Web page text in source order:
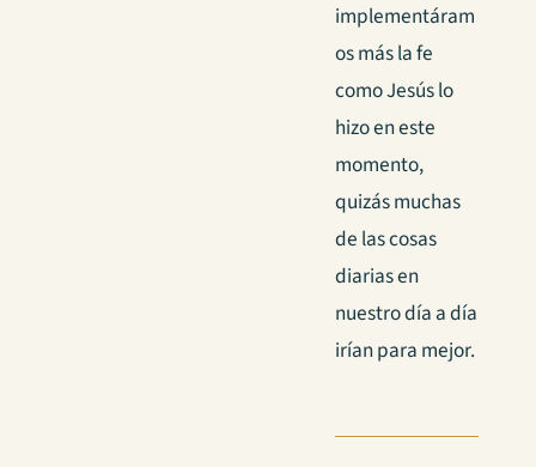
implementáram
os más la fe
como Jesús lo
hizo en este
momento,
quizás muchas
de las cosas
diarias en
nuestro día a día
irían para mejor.